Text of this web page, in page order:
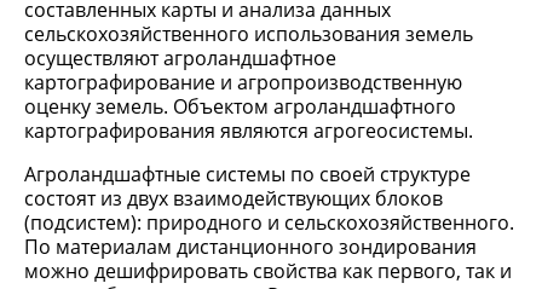
составленных карты и анализа данных
сельскохозяйственного использования земель
осуществляют агроландшафтное
картографирование и агропроизводственную
оценку земель. Объектом агроландшафтного
картографирования являются агрогеосистемы.
Агроландшафтные системы по своей структуре
состоят из двух взаимодействующих блоков
(подсистем): природного и сельскохозяйственного.
По материалам дистанционного зондирования
можно дешифрировать свойства как первого, так и